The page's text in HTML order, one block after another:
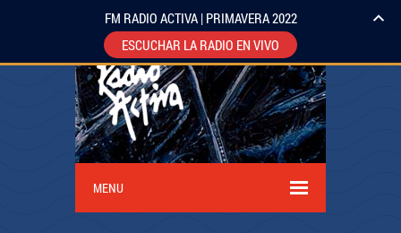
MENU
FM RADIO ACTIVA | PRIMAVERA 2022
ESCUCHAR LA RADIO EN VIVO